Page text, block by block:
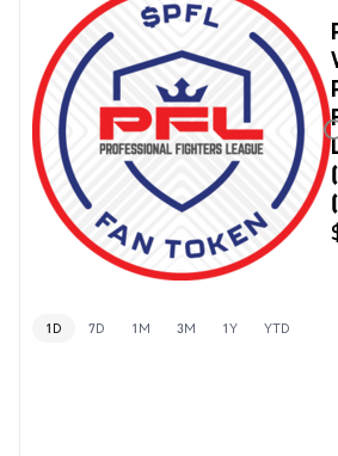
1D 7D 1M 3M 1Y YTD